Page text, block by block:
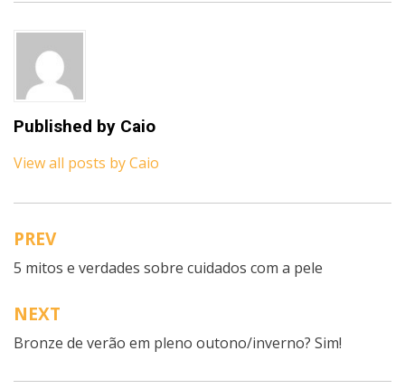
Published by Caio
View all posts by Caio
Navegação
de
artigos
PREV
5 mitos e verdades sobre cuidados com a pele
NEXT
Bronze de verão em pleno outono/inverno? Sim!